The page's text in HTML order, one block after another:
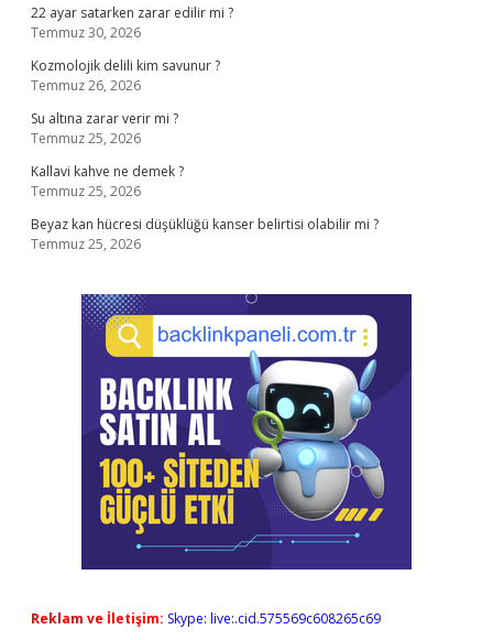
22 ayar satarken zarar edilir mi ?
Temmuz 30, 2026
Kozmolojik delili kim savunur ?
Temmuz 26, 2026
Su altına zarar verir mi ?
Temmuz 25, 2026
Kallavi kahve ne demek ?
Temmuz 25, 2026
Beyaz kan hücresi düşüklüğü kanser belirtisi olabilir mi ?
Temmuz 25, 2026
Reklam ve İletişim: Skype: live:.cid.575569c608265c69